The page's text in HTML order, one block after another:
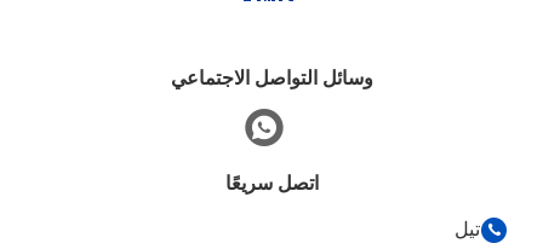
وسائل التواصل الاجتماعي
اتصل سريعًا
تيل